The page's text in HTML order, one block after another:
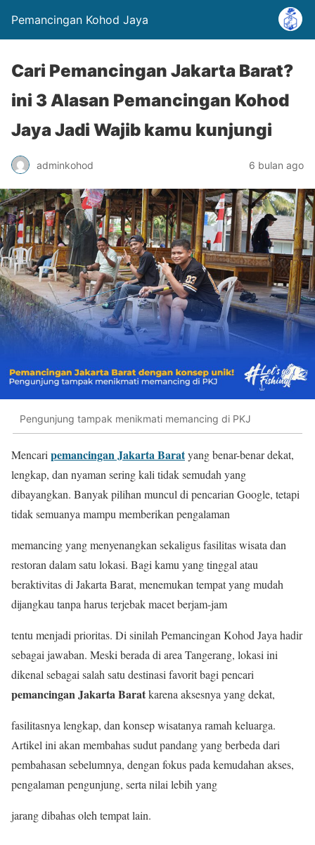
Pemancingan Kohod Jaya
Cari Pemancingan Jakarta Barat?
ini 3 Alasan Pemancingan Kohod
Jaya Jadi Wajib kamu kunjungi
adminkohod 6 bulan ago
Pengunjung tampak menikmati memancing di PKJ
Mencaripemancingan Jakarta Baratyang benar-benar dekat,
lengkap, dan nyaman sering kali tidak semudah yang
dibayangkan. Banyak pilihan muncul di pencarian Google, tetapi
tidak semuanya mampu memberikan pengalaman
memancing yang menyenangkan sekaligus fasilitas wisata dan
restoran dalam satu lokasi. Bagi kamu yang tinggal atau
beraktivitas di Jakarta Barat, menemukan tempat yang mudah
dijangkau tanpa harus terjebak macet berjam-jam
tentu menjadi prioritas. Di sinilah Pemancingan Kohod Jaya hadir
sebagai jawaban. Meski berada di area Tangerang, lokasi ini
dikenal sebagai salah satu destinasi favorit bagi pencari
pemancingan Jakarta Baratkarena aksesnya yang dekat,
fasilitasnya lengkap, dan konsep wisatanya ramah keluarga.
Artikel ini akan membahas sudut pandang yang berbeda dari
pembahasan sebelumnya, dengan fokus pada kemudahan akses,
pengalaman pengunjung, serta nilai lebih yang
jarang dibahas oleh tempat lain.